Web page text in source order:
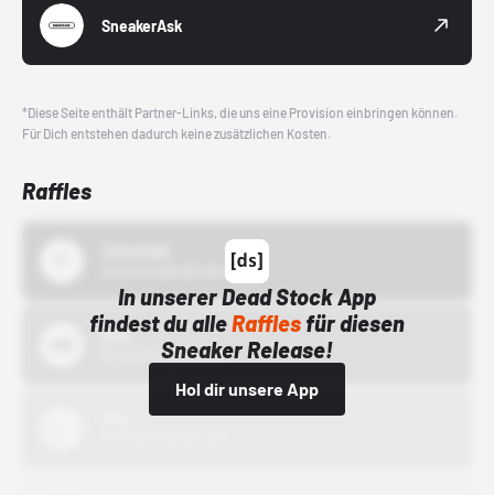
SneakerAsk
*Diese Seite enthält Partner-Links, die uns eine Provision einbringen können.
Für Dich entstehen dadurch keine zusätzlichen Kosten.
Raffles
In unserer Dead Stock App
findest du alleRafflesfür diesen
Sneaker Release!
Hol dir unsere App
Bstn
01.10.22 00:00 Uhr